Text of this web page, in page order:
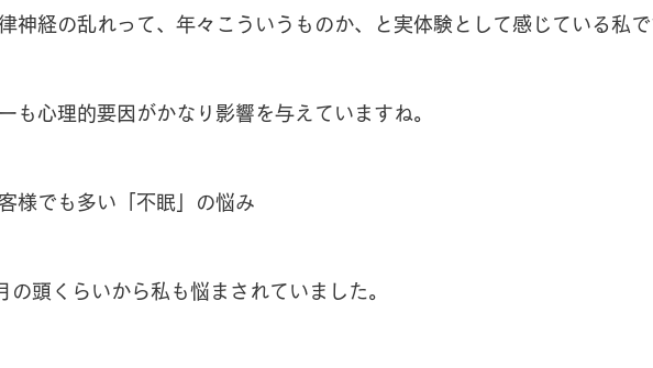
神経の乱れって、年々こういうものか、と実体験として感じている私
も心理的要因がかなり影響を与えていますね。
様でも多い「不眠」の悩み
の頭くらいから私も悩まされていました。